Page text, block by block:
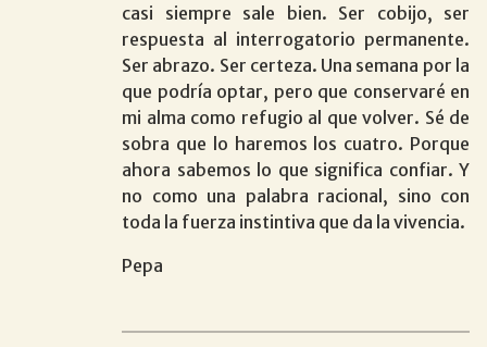
casi siempre sale bien. Ser cobijo, ser
respuesta al interrogatorio permanente.
Ser abrazo. Ser certeza. Una semana por la
que podría optar, pero que conservaré en
mi alma como refugio al que volver. Sé de
sobra que lo haremos los cuatro. Porque
ahora sabemos lo que significa confiar. Y
no como una palabra racional, sino con
toda la fuerza instintiva que da la vivencia.
Pepa